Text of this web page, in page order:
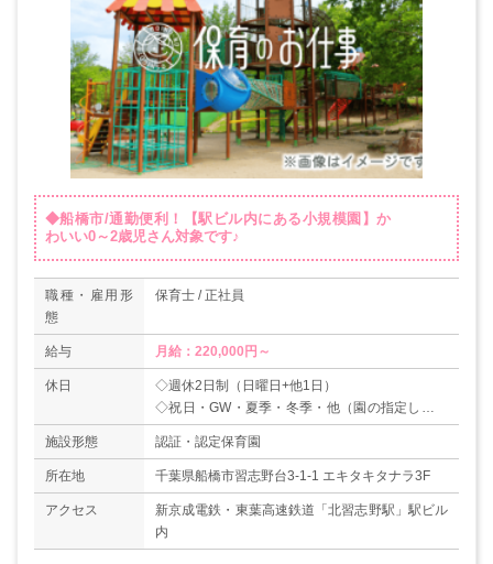
◆船橋市/通勤便利！【駅ビル内にある小規模園】か
わいい0～2歳児さん対象です♪
職種・雇用形
態
保育士 / 正社員
給与 月給：220,000円～
休日
◇週休2日制（日曜日+他1日）
◇祝日・GW・夏季・冬季・他（園の指定した休
日）
※曜日によっての変更も相談可
施設形態 認証・認定保育園
所在地 千葉県船橋市習志野台3-1-1 エキタキタナラ3F
アクセス
新京成電鉄・東葉高速鉄道「北習志野駅」駅ビル
内